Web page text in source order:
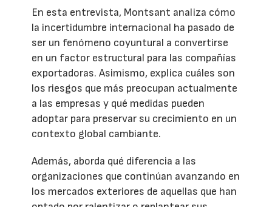
En esta entrevista, Montsant analiza cómo
la incertidumbre internacional ha pasado de
ser un fenómeno coyuntural a convertirse
en un factor estructural para las compañías
exportadoras. Asimismo, explica cuáles son
los riesgos que más preocupan actualmente
a las empresas y qué medidas pueden
adoptar para preservar su crecimiento en un
contexto global cambiante.
Además, aborda qué diferencia a las
organizaciones que continúan avanzando en
los mercados exteriores de aquellas que han